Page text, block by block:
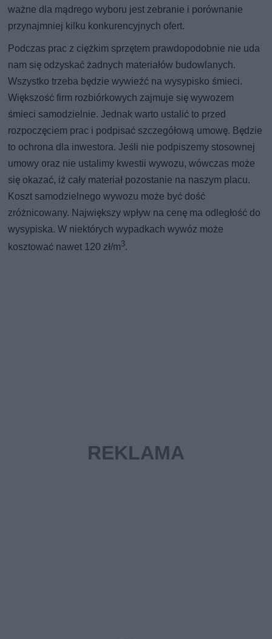
ważne dla mądrego wyboru jest zebranie i porównanie
przynajmniej kilku konkurencyjnych ofert.
Podczas prac z ciężkim sprzętem prawdopodobnie nie uda
nam się odzyskać żadnych materiałów budowlanych.
Wszystko trzeba będzie wywieźć na wysypisko śmieci.
Większość firm rozbiórkowych zajmuje się wywozem
śmieci samodzielnie. Jednak warto ustalić to przed
rozpoczęciem prac i podpisać szczegółową umowę. Będzie
to ochrona dla inwestora. Jeśli nie podpiszemy stosownej
umowy oraz nie ustalimy kwestii wywozu, wówczas może
się okazać, iż cały materiał pozostanie na naszym placu.
Koszt samodzielnego wywozu może być dość
zróżnicowany. Największy wpływ na cenę ma odległość do
wysypiska. W niektórych wypadkach wywóz może
kosztować nawet 120 zł/m3.